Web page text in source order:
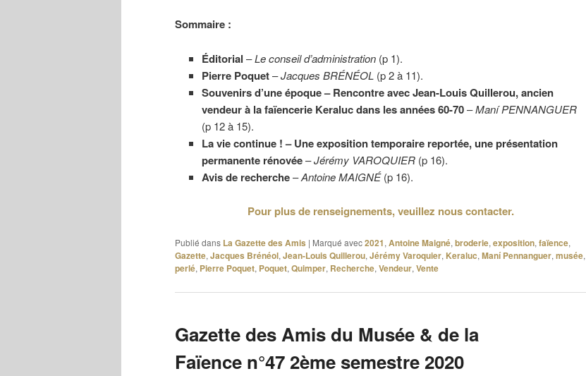
Sommaire :
Éditorial –Le conseil d’administration(p 1).
Pierre Poquet–Jacques BRÉNÉOL (p 2 à 11).
Souvenirs d’une époque – Rencontre avec Jean-Louis Quillerou, ancien
vendeur à la faïencerie Keraluc dans les années 60-70–Maní PENNANGUER
(p 12 à 15).
La vie continue ! – Une exposition temporaire reportée, une présentation
permanente rénovée–Jérémy VAROQUIER(p 16).
Avis de recherche–Antoine MAIGNÉ(p 16).
Pour plus de renseignements, veuillez nous contacter.
Publié dans La Gazette des Amis | Marqué avec2021,Antoine Maigné,broderie,exposition,faïence,
Gazette,Jacques Brénéol,Jean-Louis Quillerou,Jérémy Varoquier, Keraluc,Maní Pennanguer,musée,
perlé, Pierre Poquet, Poquet,Quimper, Recherche,Vendeur,Vente
Gazette des Amis du Musée & de la
Faïence n°47 2ème semestre 2020